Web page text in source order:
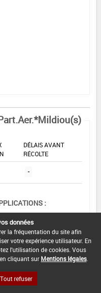
DÉLAIS AVANT
RÉCOLTE
-
:
données
la fréquentation du site afin
votre expérience utilisateur. En
l'utilisation de cookies. Vous
cliquant sur Mentions légales
Tout refuser